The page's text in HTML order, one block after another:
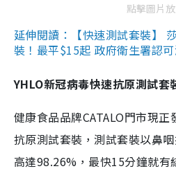
點擊圖片
延伸閱讀：【快速測試套裝】
裝！最平$15起 政府衛生署認
YHLO新冠病毒快速抗原測試套
健康食品品牌CATALO門市現
抗原測試套裝，測試套裝以鼻
高達98.26%，最快15分鐘就有